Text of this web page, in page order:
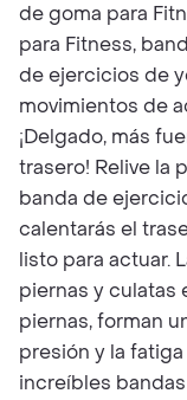
de goma para
para Fitness,
de ejercicios de
movimientos de
¡Delgado, más
trasero! Relive la
banda de
calentarás el
listo para actuar.
piernas y culatas
piernas, forman
presión y la
increíbles